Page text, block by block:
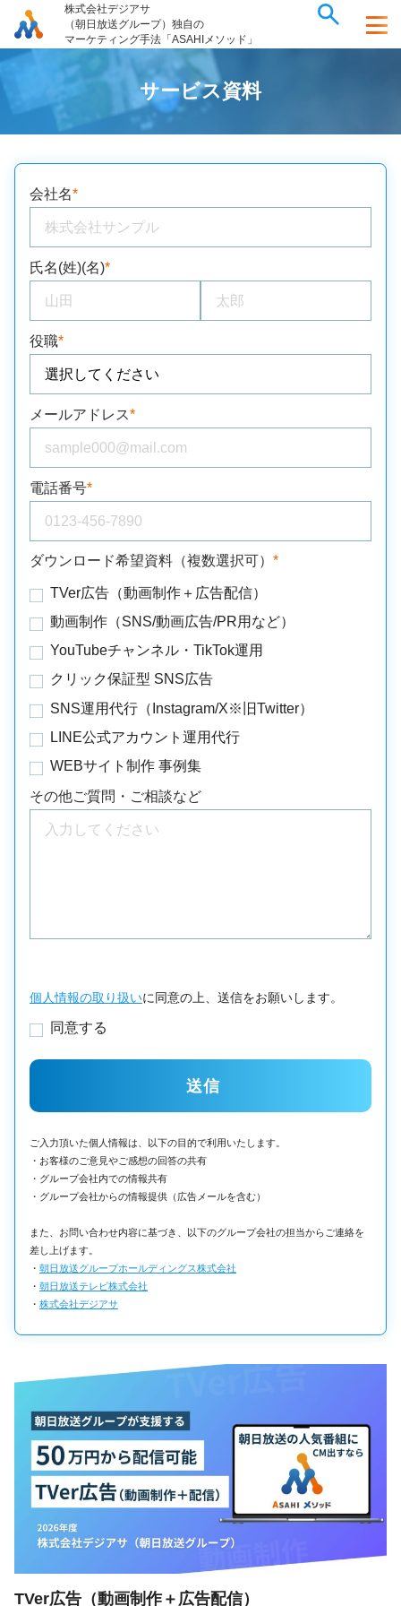
株式会社デジアサ
（朝日放送グループ）独自の
マーケティング手法「ASAHIメソッド」
サービス資料
TVer広告（動画制作＋広告配信）
会社名*
氏名(姓)(名)*
役職*
メールアドレス*
電話番号*
ダウンロード希望資料（複数選択可） *
TVer広告（動画制作＋広告配信）
動画制作（SNS/動画広告/PR用など）
YouTubeチャンネル・TikTok運用
クリック保証型 SNS広告
SNS運用代行（Instagram/X※旧Twitter）
LINE公式アカウント運用代行
WEBサイト制作 事例集
その他ご質問・ご相談など
個人情報の取り扱いに同意の上、送信をお願いします。
同意する
ご入力頂いた個人情報は、以下の目的で利用いたします。
・お客様のご意見やご感想の回答の共有
・グループ会社内での情報共有
・グループ会社からの情報提供（広告メールを含む）
また、お問い合わせ内容に基づき、以下のグループ会社の担当からご連絡を
差し上げます。
・ 朝日放送グループホールディングス株式会社
・ 朝日放送テレビ株式会社
・ 株式会社デジアサ